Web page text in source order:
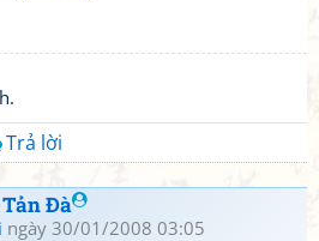
Trả lời
Tản Đà
ngày 30/01/2008 03:05